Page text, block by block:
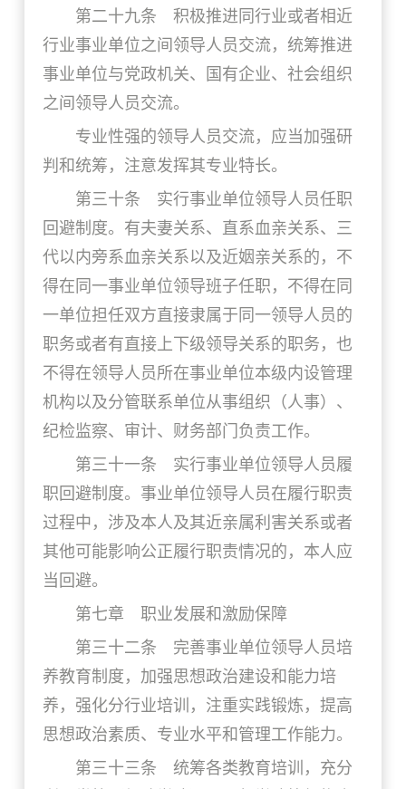
第二十九条 积极推进同行业或者相近
行业事业单位之间领导人员交流，统筹推进
事业单位与党政机关、国有企业、社会组织
之间领导人员交流。
专业性强的领导人员交流，应当加强研
判和统筹，注意发挥其专业特长。
第三十条 实行事业单位领导人员任职
回避制度。有夫妻关系、直系血亲关系、三
代以内旁系血亲关系以及近姻亲关系的，不
得在同一事业单位领导班子任职，不得在同
一单位担任双方直接隶属于同一领导人员的
职务或者有直接上下级领导关系的职务，也
不得在领导人员所在事业单位本级内设管理
机构以及分管联系单位从事组织（人事）、
纪检监察、审计、财务部门负责工作。
第三十一条 实行事业单位领导人员履
职回避制度。事业单位领导人员在履行职责
过程中，涉及本人及其近亲属利害关系或者
其他可能影响公正履行职责情况的，本人应
当回避。
第七章 职业发展和激励保障
第三十二条 完善事业单位领导人员培
养教育制度，加强思想政治建设和能力培
养，强化分行业培训，注重实践锻炼，提高
思想政治素质、专业水平和管理工作能力。
第三十三条 统筹各类教育培训，充分